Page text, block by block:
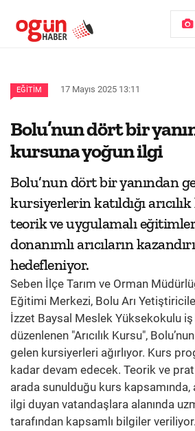
EĞITIM 17 Mayıs 2025 13:11
Bolu’nun dört bir
kursuna yoğun ilgi
Bolu’nun dört bir yanından
kursiyerlerin katıldığı
teorik ve uygulamalı
donanımlı arıcıların
hedefleniyor.
Seben İlçe Tarım ve Orman
Eğitimi Merkezi, Bolu Arı
İzzet Baysal Meslek Yüksekokulu
düzenlenen "Arıcılık Kursu",
gelen kursiyerleri ağırlıyor. Kurs
kadar devam edecek. Teorik ve
arada sunulduğu kurs kapsamında,
ilgi duyan vatandaşlara alanında
tarafından kapsamlı bilgiler